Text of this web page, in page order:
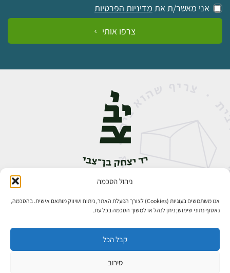
ניהול הסכמה
אנו משתמשים בעוגיות (Cookies) לצורך הפעלת האתר, ניתוח ושיווק מותאם אישית. בהסכמה,
נאסוף נתוני שימוש; ניתן לנהל או למשוך הסכמה בכל עת.
קבל הכל
סירוב
אני מאשר/ת את מדיניות הפרטיות
צרפו אותי
אבן גבירול 14, רחביה, ירושלים